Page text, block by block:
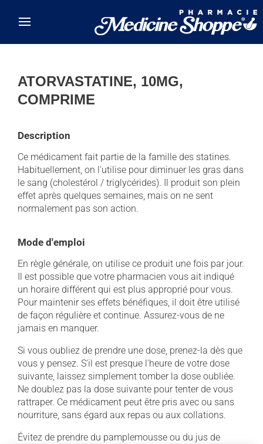
ATORVASTATINE, 10MG,
COMPRIME
Description
Ce médicament fait partie de la famille des statines.
Habituellement, on l'utilise pour diminuer les gras dans
le sang (cholestérol / triglycérides). Il produit son plein
effet après quelques semaines, mais on ne sent
normalement pas son action.
Mode d'emploi
En règle générale, on utilise ce produit une fois par jour.
Il est possible que votre pharmacien vous ait indiqué
un horaire différent qui est plus approprié pour vous.
Pour maintenir ses effets bénéfiques, il doit être utilisé
de façon régulière et continue. Assurez-vous de ne
jamais en manquer.
Si vous oubliez de prendre une dose, prenez-la dès que
vous y pensez. S'il est presque l'heure de votre dose
suivante, laissez simplement tomber la dose oubliée.
Ne doublez pas la dose suivante pour tenter de vous
rattraper. Ce médicament peut être pris avec ou sans
nourriture, sans égard aux repas ou aux collations.
Évitez de prendre du pamplemousse ou du jus de